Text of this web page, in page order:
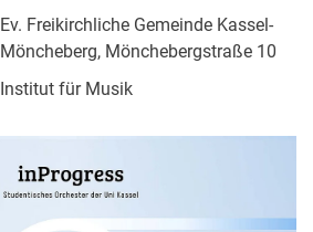
Ev. Freikirchliche Gemeinde Kassel-
Möncheberg, Mönchebergstraße 10
Institut für Musik